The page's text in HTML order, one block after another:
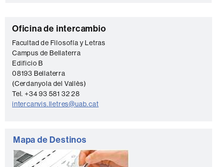
Información
complementaria
C
o
n
t
a
c
Oficina de intercambio
Facultad de Filosofía y Letras
Campus de Bellaterra
Edificio B
08193 Bellaterra
(Cerdanyola del Vallès)
Tel. +34 93 581 32 28
intercanvis.lletres@uab.cat
Mapa de Destinos